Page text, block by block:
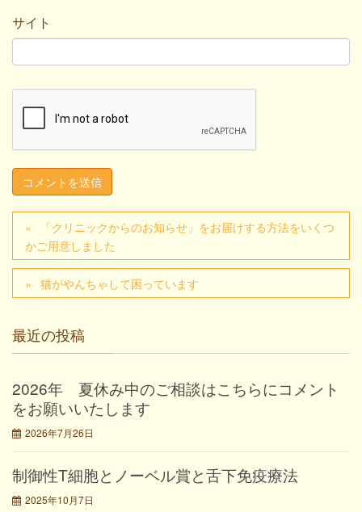
サイト
「クリニックからのお知らせ」をお届けする方法をいくつ
かご用意しました
猫がやんちゃして困っています
最近の投稿
2026年 夏休み中のご相談はこちらにコメント
をお願いいたします
2026年7月26日
制御性T細胞とノーベル賞と舌下免疫療法
2025年10月7日